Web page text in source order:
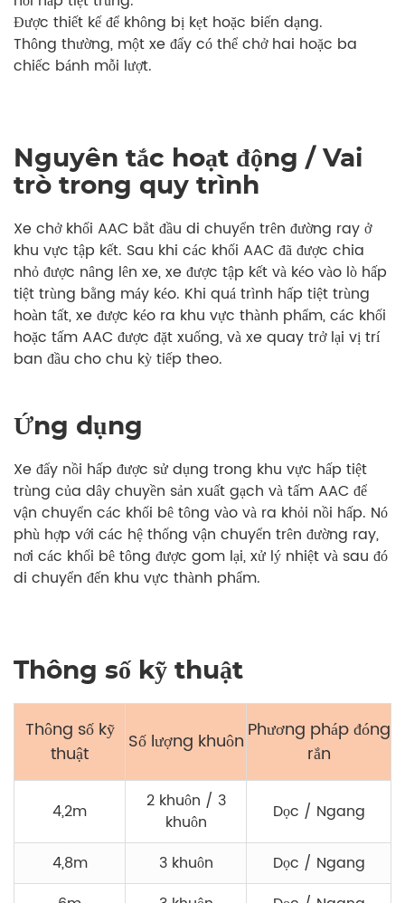
Được thiết kế để không bị kẹt hoặc biến dạng.
Thông thường, một xe đẩy có thể chở hai hoặc ba
chiếc bánh mỗi lượt.
Nguyên tắc hoạt động / Vai
trò trong quy trình
Xe chở khối AAC bắt đầu di chuyển trên đường ray ở
khu vực tập kết. Sau khi các khối AAC đã được chia
nhỏ được nâng lên xe, xe được tập kết và kéo vào lò hấp
tiệt trùng bằng máy kéo. Khi quá trình hấp tiệt trùng
hoàn tất, xe được kéo ra khu vực thành phẩm, các khối
hoặc tấm AAC được đặt xuống, và xe quay trở lại vị trí
ban đầu cho chu kỳ tiếp theo.
Ứng dụng
Xe đẩy nồi hấp được sử dụng trong khu vực hấp tiệt
trùng của dây chuyền sản xuất gạch và tấm AAC để
vận chuyển các khối bê tông vào và ra khỏi nồi hấp. Nó
phù hợp với các hệ thống vận chuyển trên đường ray,
nơi các khối bê tông được gom lại, xử lý nhiệt và sau đó
di chuyển đến khu vực thành phẩm.
Thông số kỹ thuật
Thông số kỹ
thuật
Số lượng khuôn Phương pháp đóng
rắn
4,2m
2 khuôn / 3
khuôn
Dọc / Ngang
4,8m 3 khuôn
Dọc / Ngang